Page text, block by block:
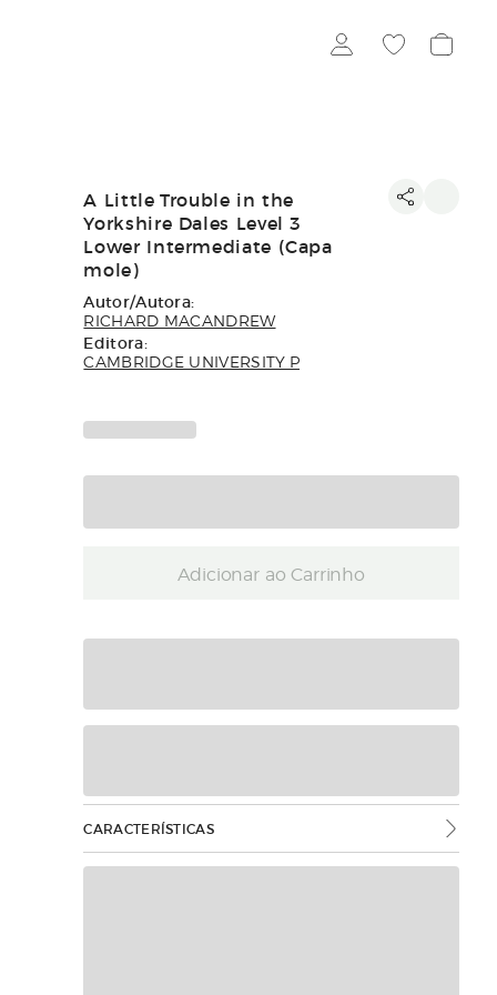
A Little Trouble in the
Yorkshire Dales Level 3
Lower Intermediate (Capa
mole)
Autor/Autora:
RICHARD MACANDREW
Editora:
CAMBRIDGE UNIVERSITY P
Adicionar ao Carrinho
CARACTERÍSTICAS